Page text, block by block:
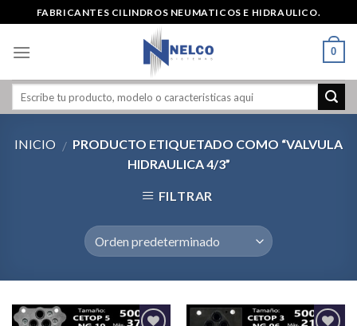
content
FABRICANTES CILINDROS NEUMATICOS E HIDRAULICO.
0
INICIO / PRODUCTO ETIQUETADO COMO “VALVULA
HIDRAULICA 4/3”
FILTRAR